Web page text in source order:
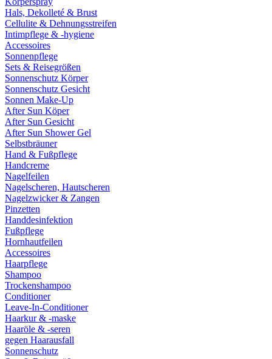
Hals, Dekolleté & Brust
Cellulite & Dehnungsstreifen
Intimpflege & -hygiene
Accessoires
Sonnenpflege
Sets & Reisegrößen
Sonnenschutz Körper
Sonnenschutz Gesicht
Sonnen Make-Up
After Sun Köper
After Sun Gesicht
After Sun Shower Gel
Selbstbräuner
Hand & Fußpflege
Handcreme
Nagelfeilen
Nagelscheren, Hautscheren
Nagelzwicker & Zangen
Pinzetten
Handdesinfektion
Fußpflege
Hornhautfeilen
Accessoires
Haarpflege
Shampoo
Trockenshampoo
Conditioner
Leave-In-Conditioner
Haarkur & -maske
Haaröle & -seren
gegen Haarausfall
Sonnenschutz